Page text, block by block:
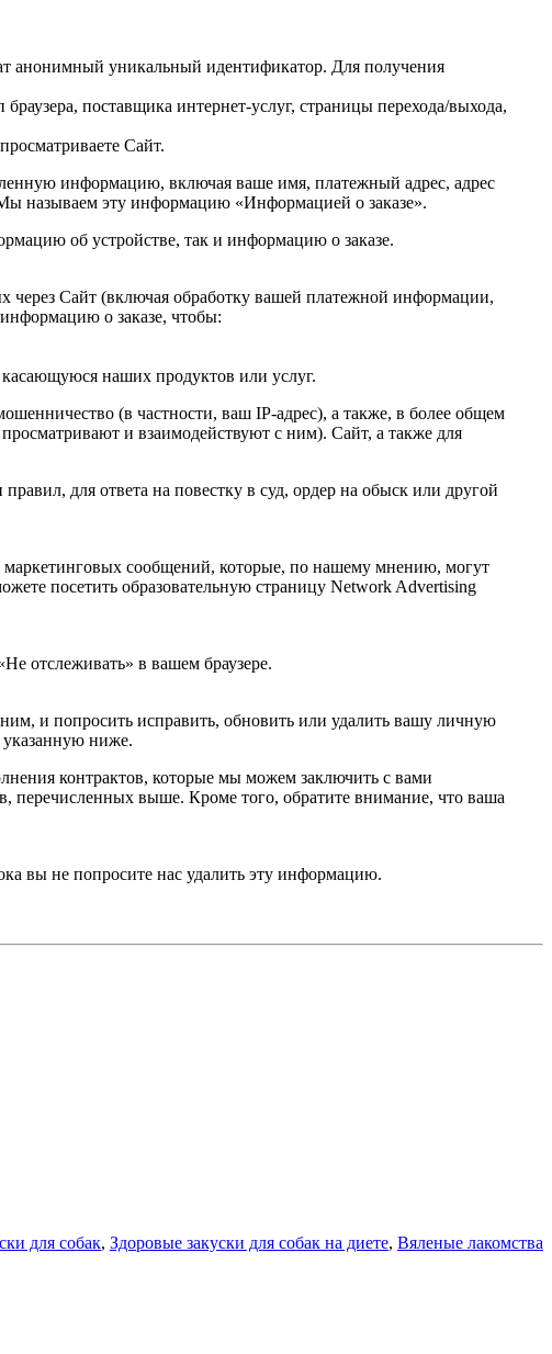
анонимный уникальный идентификатор. Для получения
поставщика интернет-услуг, страницы перехода/выхода,
Сайт.
информацию, включая ваше имя, платежный адрес, адрес
называем эту информацию «Информацией о заказе».
об устройстве, так и информацию о заказе.
Сайт (включая обработку вашей платежной информации,
о заказе, чтобы:
наших продуктов или услуг.
(в частности, ваш IP-адрес), а также, в более общем
и взаимодействуют с ним). Сайт, а также для
для ответа на повестку в суд, ордер на обыск или другой
сообщений, которые, по нашему мнению, могут
посетить образовательную страницу Network Advertising
отслеживать» в вашем браузере.
и попросить исправить, обновить или удалить вашу личную
ниже.
контрактов, которые мы можем заключить с вами
перечисленных выше. Кроме того, обратите внимание, что ваша
вы не попросите нас удалить эту информацию.
для собак, Здоровые закуски для собак на диете, Вяленые лакомства